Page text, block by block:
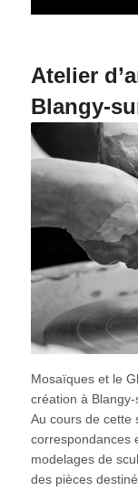
Atelier
Blangy-
Mosaïques et le
création à
Au cours de cette
correspondances
modelages de
des pièces